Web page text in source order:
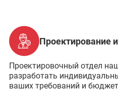
Проектирование
Проектировочный отдел
разработать
ваших требований и